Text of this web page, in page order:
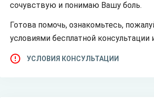
сочувствую и понимаю Вашу боль.
Готова помочь, ознакомьтесь,
условиями бесплатной
УСЛОВИЯ КОНСУЛЬТАЦИИ